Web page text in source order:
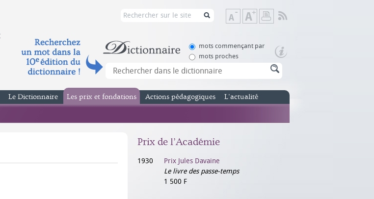
Diminuer
la
de
Augmenter
la
de
mots commençant par
mots proches
Le Dictionnaire Les prix et fondations Actions pédagogiques L’actualité
Prix de l’Académie
1930
Prix Jules Davaine
Le livre des passe-temps
1 500 F